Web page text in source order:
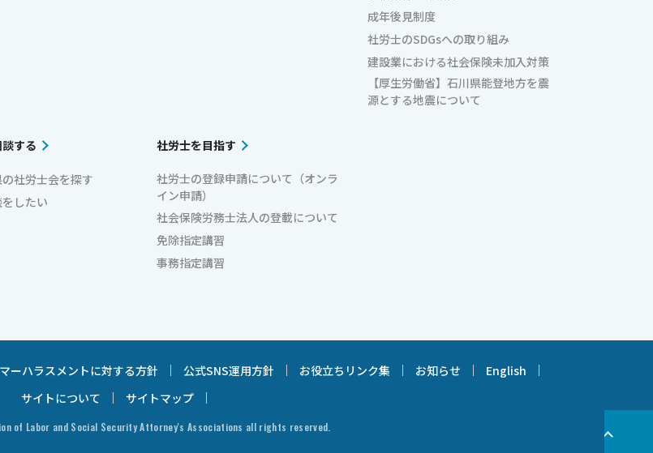
成年後見制度
社労士のSDGsへの取り組み
建設業における社会保険未加入対策
【厚生労働省】石川県能登地方を震
源とする地震について
する
社労士会を探す
したい
社労士を目指す
社労士の登録申請について（オンラ
イン申請）
社会保険労務士法人の登載について
免除指定講習
事務指定講習
ーハラスメントに対する方針 公式SNS運用方針 お役立ちリンク集 お知らせ
English
サイトについて
サイトマップ
of Labor and Social Security Attorney's Associations all rights reserved.